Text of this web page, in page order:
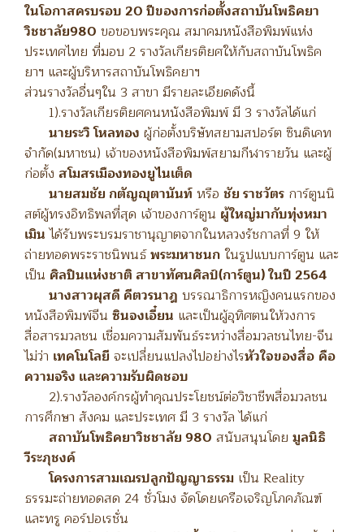
ในโอกาสครบรอบ 20 ปีของการก่อตั้งสถาบันโพธิคยา
วิชชาลัย980 ขอขอบพระคุณ สมาคมหนังสือพิมพ์แห่ง
ประเทศไทย ที่มอบ 2 รางวัลเกียรติยศให้กับสถาบันโพธิค
ยาฯ และผู้บริหารสถาบันโพธิคยาฯ
ส่วนรางวัลอื่นๆใน 3 สาขา มีรายละเอียดดังนี้
1).รางวัลเกียรติยศคนหนังสือพิมพ์ มี 3 รางวัลได้แก่
นายระวิ โหลทอง ผู้ก่อตั้งบริษัทสยามสปอร์ต ซินดิเคท
จำกัด(มหาชน) เจ้าของหนังสือพิมพ์สยามกีฬารายวัน และผู้
ก่อตั้ง สโมสรเมืองทองยูไนเต็ด
นายสมชัย กตัญญุตานันท์หรือ ชัย ราชวัตร การ์ตูนนิ
สต์ผู้ทรงอิทธิพลที่สุด เจ้าของการ์ตูน ผู้ใหญ่มากับทุ่งหมา
เมินได้รับพระบรมราชานุญาตจากในหลวงรัชกาลที่ 9 ให้
ถ่ายทอดพระราชนิพนธ์พระมหาชนกในรูปแบบการ์ตูน และ
เป็น ศิลปินแห่งชาติ สาขาทัศนศิลป์(การ์ตูน) ในปี 2564
นางสาวผุสดี คีตวรนาฎ บรรณาธิการหญิงคนแรกของ
หนังสือพิมพ์จีน ซินจงเอี๋ยน และเป็นผู้อุทิศตนให้วงการ
สื่อสารมวลชน เชื่อมความสัมพันธ์ระหว่างสื่อมวลชนไทย-จีน
ไม่ว่า เทคโนโลยี จะเปลี่ยนแปลงไปอย่างไรหัวใจของสื่อ คือ
ความจริง และความรับผิดชอบ
2).รางวัลองค์กรผู้ทำคุณประโยชน์ต่อวิชาชีพสื่อมวลชน
การศึกษา สังคม และประเทศ มี 3 รางวัล ได้แก่
สถาบันโพธิคยาวิชชาลัย 980 สนับสนุนโดย มูลนิธิ
วีระภุชงค์
โครงการสามเณรปลูกปัญญาธรรม เป็น Reality
ธรรมะถ่ายทอดสด 24 ชั่วโมง จัดโดยเครือเจริญโภคภัณฑ์
และทรู คอร์ปอเรชั่น